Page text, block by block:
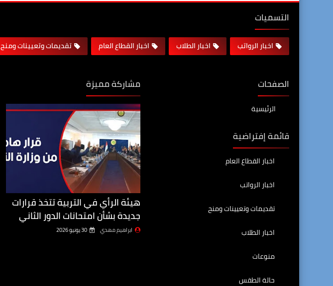
التسميات
اخبار الرواتب اخبار الطلاب اخبار القطاع العام تقديمات وتعيينات ومنح
الصفحات
الرئيسية
قائمة إفتراضية
اخبار القطاع العام
اخبار الرواتب
تقديمات وتعيينات ومنح
اخبار الطلاب
منوعات
حالة الطقس
مشاركة مميزة
هيئة الرأي في التربية تتخذ قرارات
جديدة بشأن امتحانات الدور الثاني
ابراهيم مهدي 30 يونيو 2026